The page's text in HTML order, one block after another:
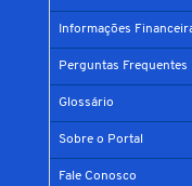
Informações
Perguntas Frequentes
Glossário
Sobre o Portal
Fale Conosco